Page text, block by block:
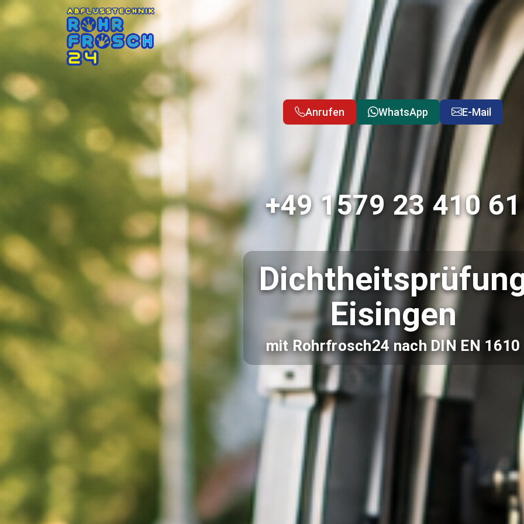
Anrufen WhatsApp E-Mail
+49 1579 23 410 61
Eisingen
mit Rohrfrosch24 nach DIN EN 1610